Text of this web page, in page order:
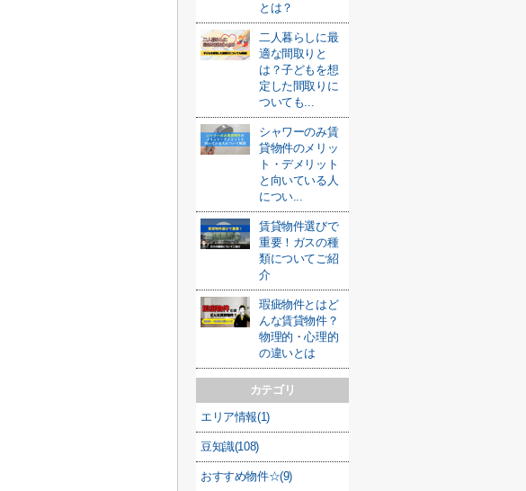
とは？
二人暮らしに最
適な間取りと
は？子どもを想
定した間取りに
ついても...
シャワーのみ賃
貸物件のメリッ
ト・デメリット
と向いている人
につい...
賃貸物件選びで
重要！ガスの種
類についてご紹
介
瑕疵物件とはど
んな賃貸物件？
物理的・心理的
の違いとは
カテゴリ
エリア情報(1)
豆知識(108)
おすすめ物件☆(9)